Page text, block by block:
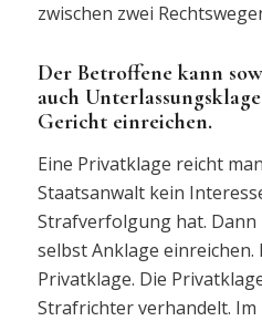
zwischen zwei
Der Betroffene kann
auch
Gericht einreichen.
Eine Privatklage reicht
Staatsanwalt kein
Strafverfolgung hat.
selbst Anklage
Privatklage. Die
Strafrichter verhandelt. Im